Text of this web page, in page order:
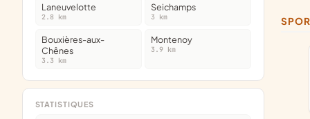
STATISTIQUES
Laneuvelotte
2.8 km
Seichamps
3 km
Bouxières-aux-
Chênes
3.3 km
Montenoy
3.9 km